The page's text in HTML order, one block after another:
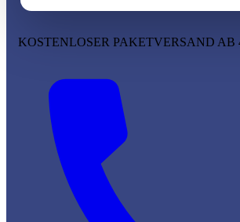
KOSTENLOSER PAKETVERSAND AB